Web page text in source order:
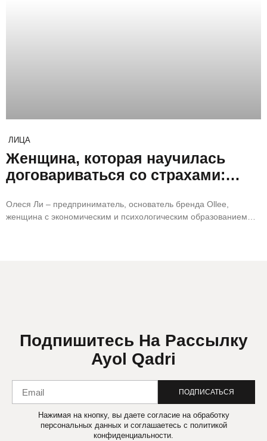
ЛИЦА
Женщина, которая научилась
договариваться со страхами:
Олеся Ли – предприниматель, основатель бренда Ollee,
женщина с экономическим и психологическим образованием,
Подпишитесь На Рассылку
Ayol Qadri
ПОДПИСАТЬСЯ
Нажимая на кнопку, вы даете согласие на обработку
персональных данных и соглашаетесь c политикой
конфиденциальности.